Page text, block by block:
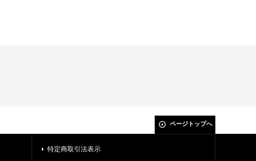
ページトップへ
特定商取引法表示